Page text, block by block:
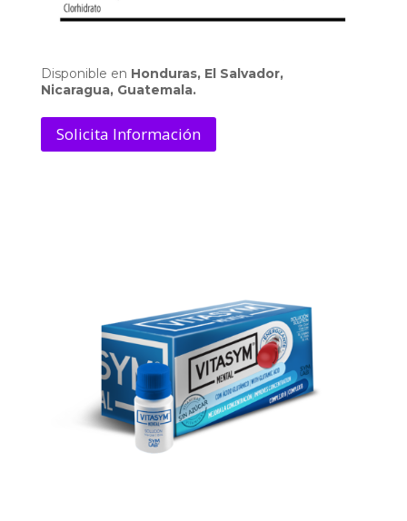
Disponible en Honduras, El Salvador,
Nicaragua, Guatemala.
Solicita Información